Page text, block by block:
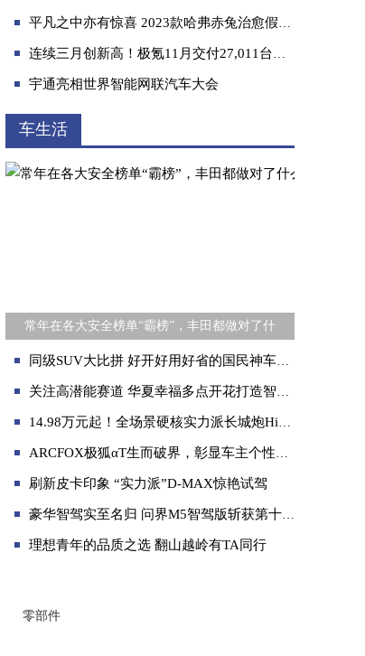
平凡之中亦有惊喜 2023款哈弗赤兔治愈假期综合征！
连续三月创新高！极氪11月交付27,011台，实现同环比双增长
宇通亮相世界智能网联汽车大会
车生活
常年在各大安全榜单“霸榜”，丰田都做对了什
同级SUV大比拼 好开好用好省的国民神车哈弗H6
关注高潜能赛道 华夏幸福多点开花打造智能网联汽车产业集群
14.98万元起！全场景硬核实力派长城炮Hi4-T正式预售
​ARCFOX极狐αT生而破界，彰显车主个性魅力
刷新皮卡印象 “实力派”D-MAX惊艳试驾
豪华智驾实至名归 问界M5智驾版斩获第十届CEVR 11项大奖
理想青年的品质之选 翻山越岭有TA同行
零部件